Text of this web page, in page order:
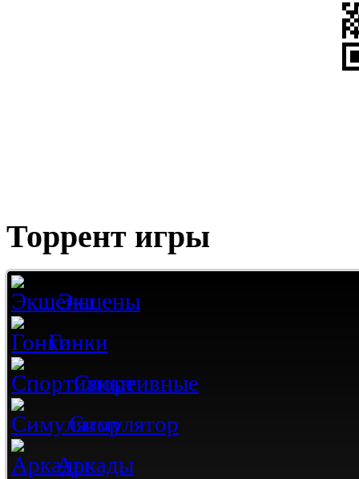
Торрент игры
Экшены
Гонки
Спортивные
Симулятор
Аркады